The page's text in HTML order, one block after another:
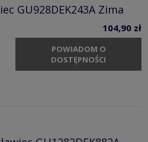
GU928DEK243A Zima
104,90 zł
POWIADOM O
DOSTĘPNOŚCI